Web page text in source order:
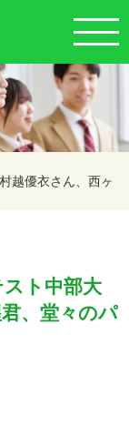
越優衣さん、西ヶ
ト中部大
、堂々のパ